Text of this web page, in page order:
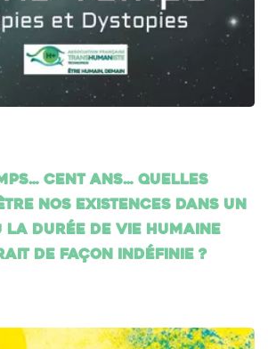
cent ans… Quelles
nos existences dans un
la durée de vie humaine
de façon indéfinie ?